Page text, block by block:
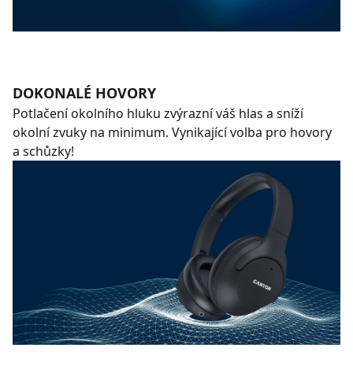
DOKONALÉ HOVORY
Potlačení okolního hluku zvýrazní váš hlas a sníží
okolní zvuky na minimum. Vynikající volba pro hovory
a schůzky!